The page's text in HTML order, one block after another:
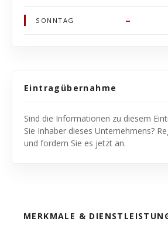
SONNTAG –
Eintragübernahme
Sind die Informationen zu diesem
Sie Inhaber dieses Unternehmens?
und fordern Sie es jetzt an.
MERKMALE &